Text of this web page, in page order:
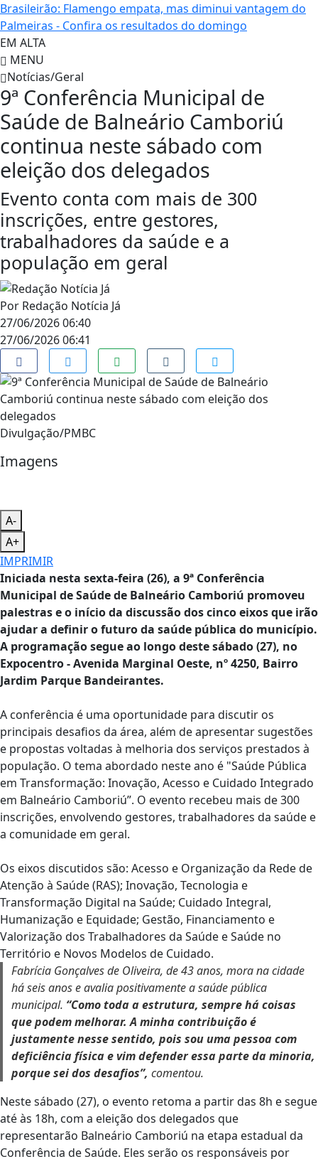
Brasileirão: Flamengo empata, mas diminui vantagem do
Palmeiras - Confira os resultados do domingo
EM ALTA
MENU
Notícias/Geral
9ª Conferência Municipal de
Saúde de Balneário Camboriú
continua neste sábado com
eleição dos delegados
Evento conta com mais de 300
inscrições, entre gestores,
trabalhadores da saúde e a
população em geral
Por Redação Notícia Já
27/06/2026 06:40
27/06/2026 06:41
Divulgação/PMBC
Imagens
A-
A+
IMPRIMIR
Iniciada nesta sexta-feira (26), a 9ª Conferência
Municipal de Saúde de Balneário Camboriú promoveu
palestras e o início da discussão dos cinco eixos que irão
ajudar a definir o futuro da saúde pública do município.
A programação segue ao longo deste sábado (27), no
Expocentro - Avenida Marginal Oeste, nº 4250, Bairro
Jardim Parque Bandeirantes.
A conferência é uma oportunidade para discutir os
principais desafios da área, além de apresentar sugestões
e propostas voltadas à melhoria dos serviços prestados à
população. O tema abordado neste ano é "Saúde Pública
em Transformação: Inovação, Acesso e Cuidado Integrado
em Balneário Camboriú”. O evento recebeu mais de 300
inscrições, envolvendo gestores, trabalhadores da saúde e
a comunidade em geral.
Os eixos discutidos são: Acesso e Organização da Rede de
Atenção à Saúde (RAS); Inovação, Tecnologia e
Transformação Digital na Saúde; Cuidado Integral,
Humanização e Equidade; Gestão, Financiamento e
Valorização dos Trabalhadores da Saúde e Saúde no
Território e Novos Modelos de Cuidado.
Fabrícia Gonçalves de Oliveira, de 43 anos, mora na cidade
há seis anos e avalia positivamente a saúde pública
municipal. “Como toda a estrutura, sempre há coisas
que podem melhorar. A minha contribuição é
justamente nesse sentido, pois sou uma pessoa com
deficiência física e vim defender essa parte da minoria,
porque sei dos desafios”, comentou.
Neste sábado (27), o evento retoma a partir das 8h e segue
até às 18h, com a eleição dos delegados que
representarão Balneário Camboriú na etapa estadual da
Conferência de Saúde. Eles serão os responsáveis por